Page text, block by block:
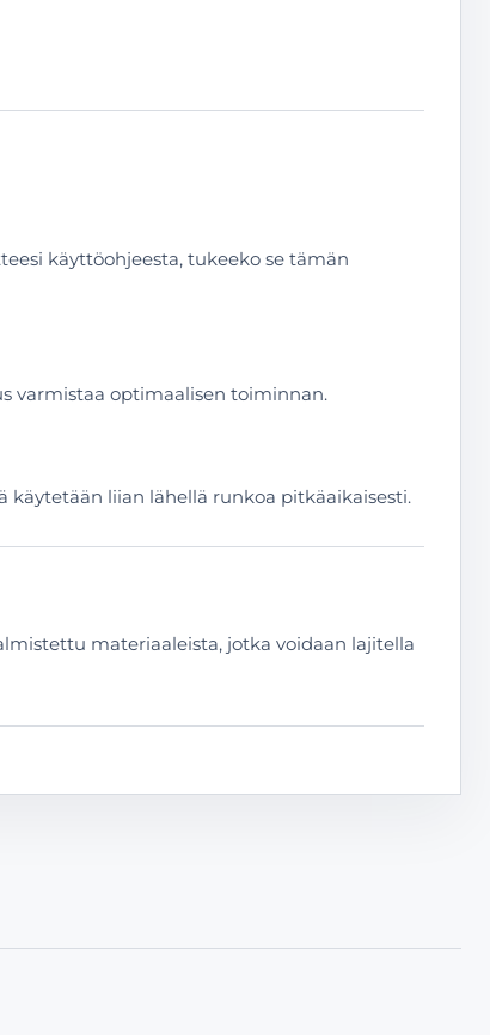
käyttöohjeesta, tukeeko se tämän
varmistaa optimaalisen toiminnan.
liian lähellä runkoa pitkäaikaisesti.
materiaaleista, jotka voidaan lajitella